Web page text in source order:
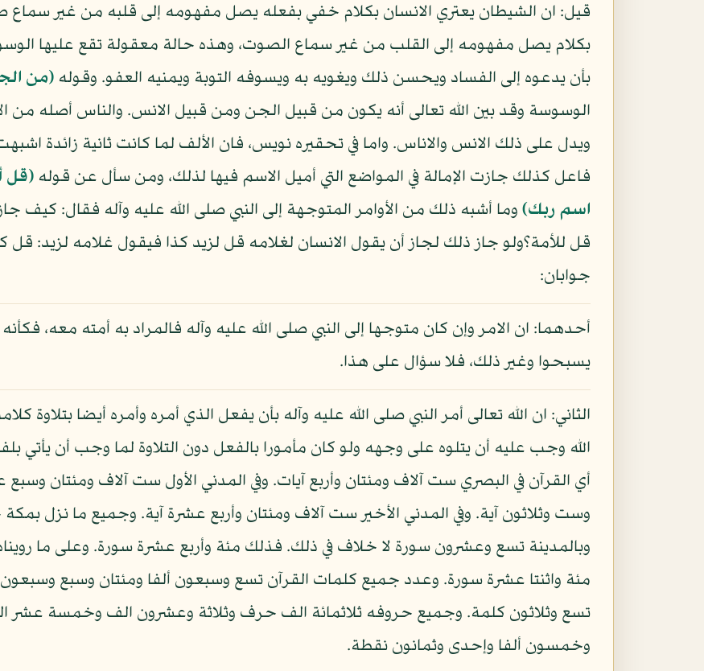
قيل: ان الشيطان يعتري الانسان بكلام خفي بفعله يصل مفهومه إلى قلبه من غير
بكلام يصل مفهومه إلى القلب من غير سماع الصوت، وهذه حالة معقولة تقع عليها
بأن يدعوه إلى الفساد ويحسن ذلك ويغويه به ويسوفه التوبة ويمنيه العفو. وقوله (من
الوسوسة وقد بين الله تعالى أنه يكون من قبيل الجن ومن قبيل الانس. والناس أصله من
ويدل على ذلك الانس والاناس. واما في تحقيره نويس، فان الألف لما كانت ثانية زائدة
فاعل كذلك جازت الإمالة في المواضع التي أميل الاسم فيها لذلك، ومن سأل عن قوله (قل
اسم ربك) وما أشبه ذلك من الأوامر المتوجهة إلى النبي صلى الله عليه وآله فقال: كيف
قل للأمة؟ولو جاز ذلك لجاز أن يقول الانسان لغلامه قل لزيد كذا فيقول غلامه لزيد:
جوابان:
أحدهما: ان الامر وإن كان متوجها إلى النبي صلى الله عليه وآله فالمراد به أمته معه،
يسبحوا وغير ذلك، فلا سؤال على هذا.
الثاني: ان الله تعالى أمر النبي صلى الله عليه وآله بأن يفعل الذي أمره وأمره أيضا
الله وجب عليه أن يتلوه على وجهه ولو كان مأمورا بالفعل دون التلاوة لما وجب أن يأتي
أي القرآن في البصري ست آلاف ومئتان وأربع آيات. وفي المدني الأول ست آلاف ومئتان
وست وثلاثون آية. وفي المدني الأخير ست آلاف ومئتان وأربع عشرة آية. وجميع ما نزل
وبالمدينة تسع وعشرون سورة لا خلاف في ذلك. فذلك مئة وأربع عشرة سورة. وعلى ما
مئة واثنتا عشرة سورة. وعدد جميع كلمات القرآن تسع وسبعون ألفا ومئتان وسبع
تسع وثلاثون كلمة. وجميع حروفه ثلاثمائة الف حرف وثلاثة وعشرون الف وخمسة
وخمسون ألفا وإحدى وثمانون نقطة.